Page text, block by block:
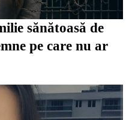
sănătoasă de
pe care nu ar